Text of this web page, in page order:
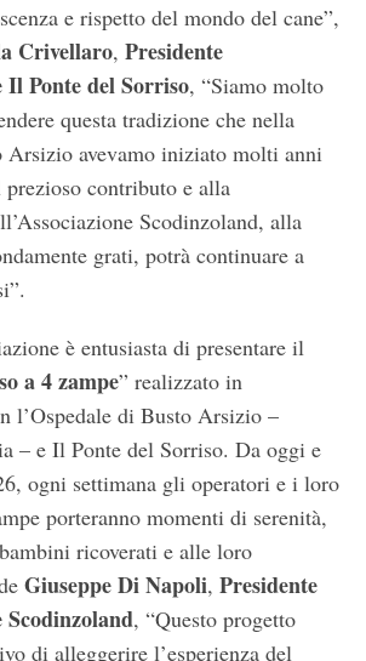
e rispetto del mondo del cane”,
Crivellaro, Presidente
Il Ponte del Sorriso, “Siamo molto
questa tradizione che nella
Arsizio avevamo iniziato molti anni
contributo e alla
Scodinzoland, alla
grati, potrà continuare a
è entusiasta di presentare il
a 4 zampe” realizzato in
l’Ospedale di Busto Arsizio –
– e Il Ponte del Sorriso. Da oggi e
ogni settimana gli operatori e i loro
porteranno momenti di serenità,
ricoverati e alle loro
Giuseppe Di Napoli, Presidente
Scodinzoland, “Questo progetto
di alleggerire l’esperienza del